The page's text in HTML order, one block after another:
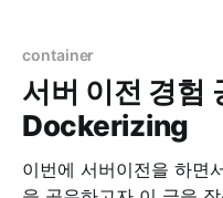
container
서버 이전 경험
Dockerizing
이번에 서버이전을 하면